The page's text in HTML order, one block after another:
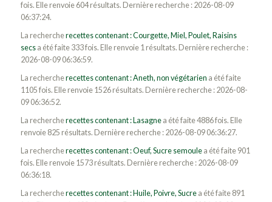
fois. Elle renvoie 604 résultats. Dernière recherche : 2026-08-09
06:37:24.
La rechercherecettes contenant : Courgette, Miel, Poulet, Raisins
secsa été faite 333 fois. Elle renvoie 1 résultats. Dernière recherche :
2026-08-09 06:36:59.
La rechercherecettes contenant : Aneth, non végétarien a été faite
1105 fois. Elle renvoie 1526 résultats. Dernière recherche : 2026-08-
09 06:36:52.
La rechercherecettes contenant : Lasagnea été faite 4886 fois. Elle
renvoie 825 résultats. Dernière recherche : 2026-08-09 06:36:27.
La rechercherecettes contenant : Oeuf, Sucre semoulea été faite 901
fois. Elle renvoie 1573 résultats. Dernière recherche : 2026-08-09
06:36:18.
La rechercherecettes contenant : Huile, Poivre, Sucrea été faite 891